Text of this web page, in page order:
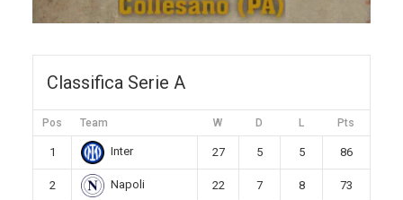
Classifica Serie A
Pos Team W D L Pts
1 Inter 27 5 5 86
2 Napoli 22 7 8 73